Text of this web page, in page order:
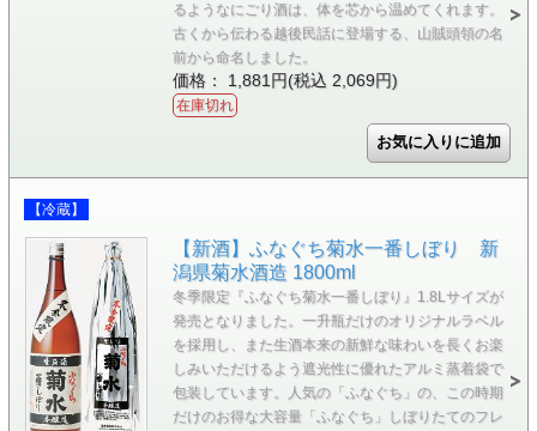
るようなにごり酒は、体を芯から温めてくれます。
古くから伝わる越後民話に登場する、山賊頭領の名
前から命名しました。
価格： 1,881円(税込 2,069円)
在庫切れ
【冷蔵】
【新酒】ふなぐち菊水一番しぼり 新
潟県菊水酒造 1800ml
冬季限定『ふなぐち菊水一番しぼり』1.8Lサイズが
発売となりました。一升瓶だけのオリジナルラベル
を採用し、また生酒本来の新鮮な味わいを長くお楽
しみいただけるよう遮光性に優れたアルミ蒸着袋で
包装しています。人気の「ふなぐち」の、この時期
だけのお得な大容量「ふなぐち」しぼりたてのフレ